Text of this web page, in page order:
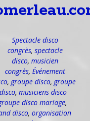
Spectacle disco
congrès, spectacle
disco, musicien
congrès, Événement
, groupe disco, groupe
, musiciens disco
disco mariage,
disco, organisation